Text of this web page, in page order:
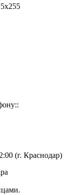
(г. Краснодар)